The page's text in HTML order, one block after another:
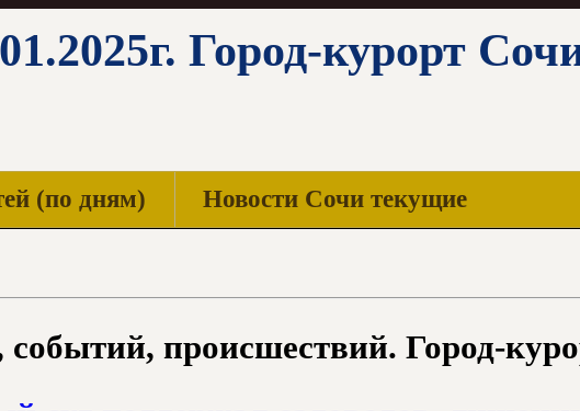
Город-курорт
(по дням) Новости Сочи текущие
событий, происшествий. Город-